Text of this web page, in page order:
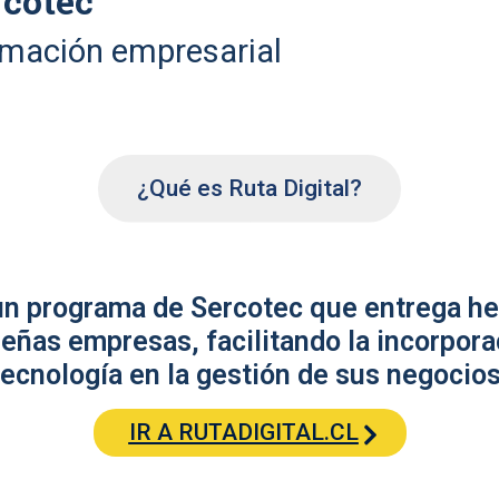
empresarial
¿Qué es Ruta Digital?
programa de Sercotec que entrega
empresas, facilitando la
en la gestión de sus
IR A RUTADIGITAL.CL